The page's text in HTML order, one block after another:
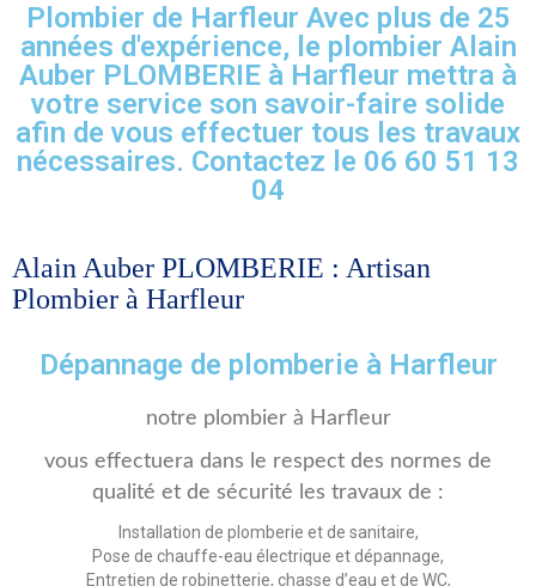
Plombier de Harfleur Avec plus de 25
années d'expérience, le plombier Alain
Auber PLOMBERIE à Harfleur mettra à
votre service son savoir-faire solide
afin de vous effectuer tous les travaux
nécessaires. Contactez le 06 60 51 13
04
Alain Auber PLOMBERIE : Artisan
Plombier à Harfleur
Dépannage de plomberie à Harfleur
notre plombier à Harfleur
vous effectuera dans le respect des normes de
qualité et de sécurité les travaux de :
Installation de plomberie et de sanitaire,
Pose de chauffe-eau électrique et dépannage,
Entretien de robinetterie, chasse d’eau et de WC,